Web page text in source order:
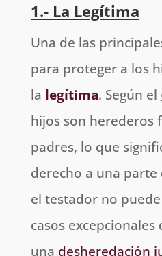
1.- La Legítima
Una de las
para proteger a los
la legítima. Según el
hijos son herederos
padres, lo que
derecho a una
el testador no
casos
una desheredación